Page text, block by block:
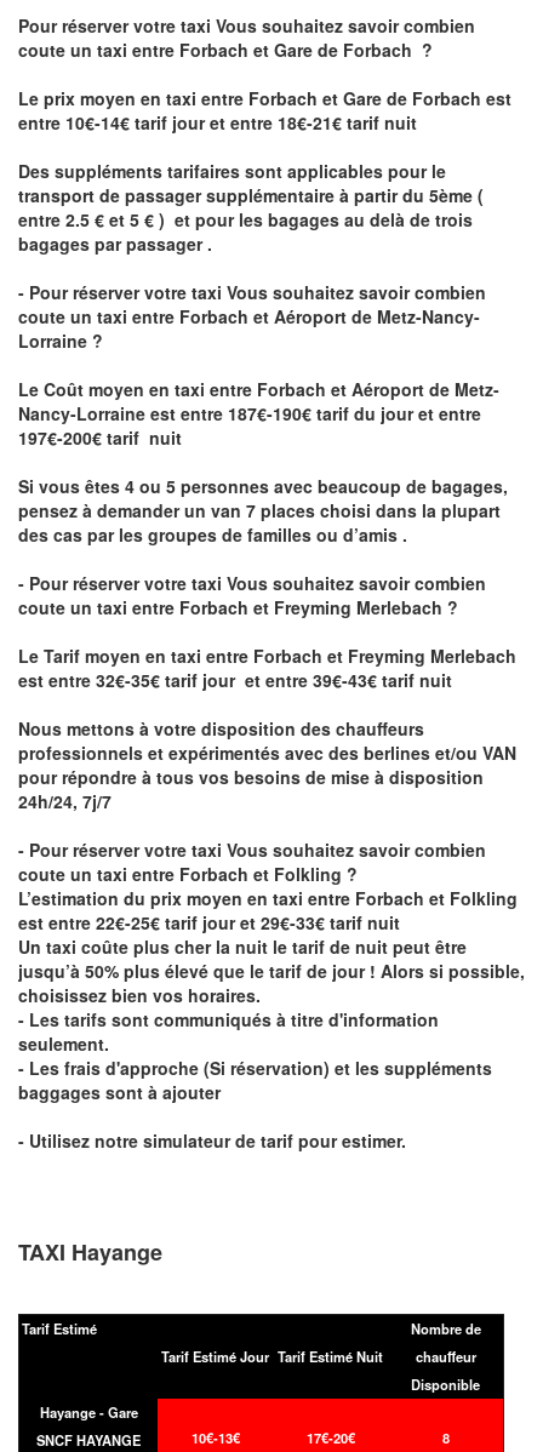
Pour réserver votre taxi Vous souhaitez savoircombien
coute un taxi entre Forbach et Gare de Forbach ?
Le prix moyen en taxi entre Forbach et Gare de Forbach est
entre 10€-14€ tarif jour et entre 18€-21€ tarif nuit
Des suppléments tarifaires sont applicables pour le
transport de passager supplémentaire à partir du 5ème (
entre 2.5 € et 5 € ) et pour les bagages au delà de trois
bagages par passager .
- Pour réserver votre taxi Vous souhaitez savoircombien
coute un taxi entre Forbach et Aéroport de Metz-Nancy-
Lorraine ?
Le Coût moyen en taxi entre Forbach et Aéroport de Metz-
Nancy-Lorraine est entre 187€-190€ tarif du jour et entre
197€-200€ tarif nuit
Si vous êtes 4 ou 5 personnes avec beaucoup de bagages,
pensez à demander un van 7 places choisi dans la plupart
des cas par les groupes de familles ou d’amis .
- Pour réserver votre taxi Vous souhaitez savoircombien
coute un taxi entre Forbach et Freyming Merlebach ?
Le Tarif moyen en taxi entre Forbach et Freyming Merlebach
est entre 32€-35€ tarif jour et entre 39€-43€ tarif nuit
Nous mettons à votre disposition des chauffeurs
professionnels et expérimentés avec des berlines et/ou VAN
pour répondre à tous vos besoins de mise à disposition
24h/24, 7j/7
- Pour réserver votre taxi Vous souhaitez savoircombien
coute un taxi entre Forbach et Folkling ?
L’estimation du prix moyen en taxi entre Forbach et Folkling
est entre 22€-25€ tarif jour et 29€-33€ tarif nuit
Un taxi coûte plus cher la nuit le tarif de nuit peut être
jusqu’à 50% plus élevé que le tarif de jour ! Alors si possible,
choisissez bien vos horaires.
- Les tarifs sont communiqués à titre d'information
seulement.
- Les frais d'approche (Si réservation) et les suppléments
baggages sont à ajouter
- Utilisez notre simulateur de tarif pour estimer.
TAXI Hayange
Tarif Estimé
Tarif Estimé Jour Tarif Estimé Nuit
Nombre de
chauffeur
Disponible
Hayange - Gare
SNCF HAYANGE
10€-13€ 17€-20€ 8